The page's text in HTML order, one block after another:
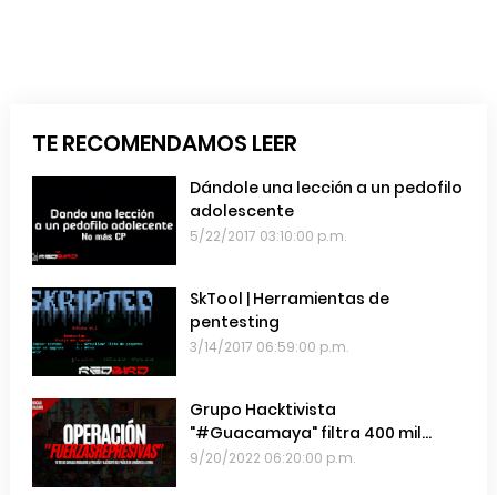
TE RECOMENDAMOS LEER
Dándole una lección a un pedofilo
adolescente
5/22/2017 03:10:00 p.m.
SkTool | Herramientas de
pentesting
3/14/2017 06:59:00 p.m.
Grupo Hacktivista
"#Guacamaya" filtra 400 mil
emails de las Fuerzas Armadas de
9/20/2022 06:20:00 p.m.